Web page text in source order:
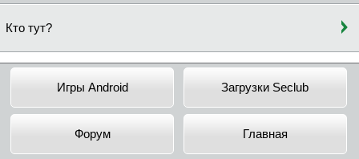
Кто тут?
Игры Android Загрузки Seclub
Форум Главная